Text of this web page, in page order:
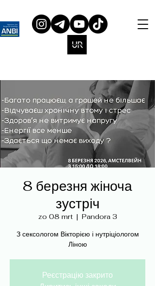
8 березня жіноча
зустріч
zo 08 mrt
  |
Pandora 3
З сексологом Вікторією і нутріціологом
Ліною
Реєстрацію закрито